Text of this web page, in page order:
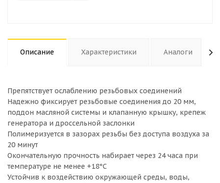
Описание Характеристики Аналоги
Препятствует ослаблению резьбовых соединений
Надежно фиксирует резьбовые соединения до 20 мм,
поддон масляной системы и клапанную крышку, крепеж
генератора и дроссельной заслонки
Полимеризуется в зазорах резьбы без доступа воздуха за
20 минут
Окончательную прочность набирает через 24 часа при
температуре не менее +18°С
Устойчив к воздействию окружающей среды, воды,